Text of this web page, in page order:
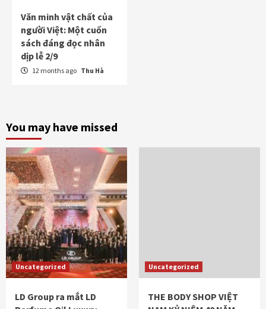
Văn minh vật chất của
người Việt: Một cuốn
sách đáng đọc nhân
dịp lễ 2/9
12 months ago Thu Hà
You may have missed
Uncategorized
LD Group ra mắt LD
Uncategorized
THE BODY SHOP VIỆT